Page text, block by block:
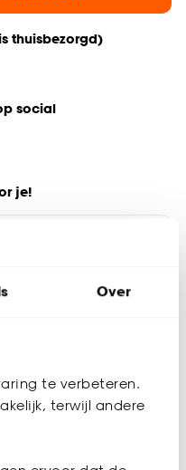
Over
te verbeteren.
terwijl andere
thuisbezorgd)
social
je!
de rest van jouw
vloer jouw favoriet is.
keuze. De kleurstalen
en passen
laminaat: 10 cm lang, de
product en staat bij de